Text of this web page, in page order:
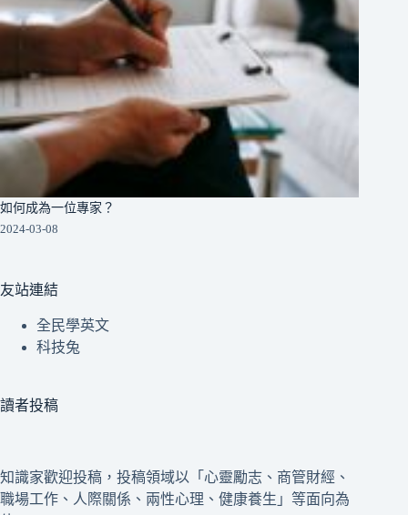
如何成為一位專家？
2024-03-08
友站連結
全民學英文
科技兔
讀者投稿
知識家歡迎投稿，投稿領域以「心靈勵志、商管財經、
職場工作、人際關係、兩性心理、健康養生」等面向為